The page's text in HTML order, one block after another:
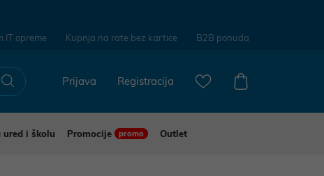
IT opreme Kupnja na rate bez kartice B2B ponuda
Registracija
Prijava
ured i školu Promocije promo
Outlet